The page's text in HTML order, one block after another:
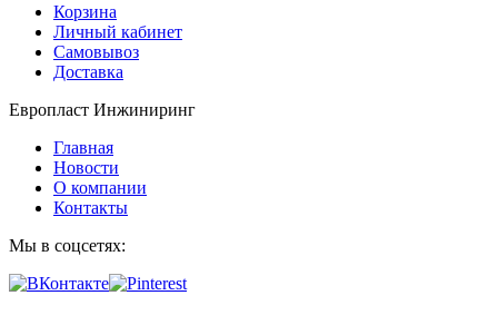
Корзина
Личный кабинет
Самовывоз
Доставка
Европласт Инжиниринг
Главная
Новости
О компании
Контакты
Мы в соцсетях: